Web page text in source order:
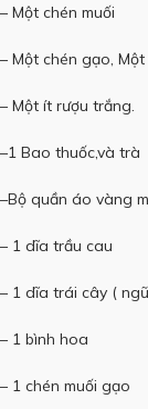
– Một chén muối
– Một chén gạo, Một
– Một ít rượu trắng.
–1 Bao thuốc,và trà
–Bộ quần áo vàng
– 1 dĩa trầu cau
– 1 dĩa trái cây (
– 1 bình hoa
– 1 chén muối gạo